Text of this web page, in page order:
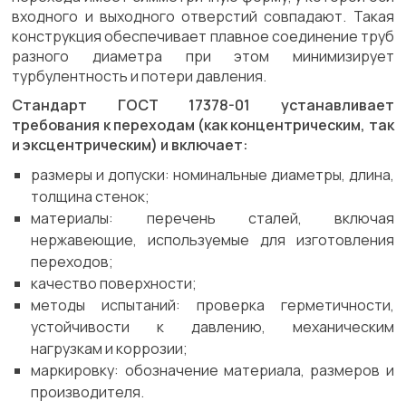
входного и выходного отверстий совпадают. Такая
конструкция обеспечивает плавное соединение труб
разного диаметра при этом минимизирует
турбулентность и потери давления.
Стандарт ГОСТ 17378-01 устанавливает
требования к переходам (как концентрическим, так
и эксцентрическим) и включает:
размеры и допуски: номинальные диаметры, длина,
толщина стенок;
материалы: перечень сталей, включая
нержавеющие, используемые для изготовления
переходов;
качество поверхности;
методы испытаний: проверка герметичности,
устойчивости к давлению, механическим
нагрузкам и коррозии;
маркировку: обозначение материала, размеров и
производителя.